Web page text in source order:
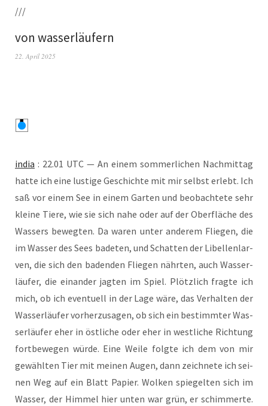
///
von wasserläufern
22. April 2025
india : 22.01 UTC — An einem som­mer­li­chen Nach­mit­tag
hat­te ich eine lus­ti­ge Geschich­te mit mir selbst erlebt. Ich
saß vor einem See in einem Gar­ten und beob­ach­te­te sehr
klei­ne Tie­re, wie sie sich nahe oder auf der Ober­flä­che des
Was­sers beweg­ten. Da waren unter ande­rem Flie­gen, die
im Was­ser des Sees bade­ten, und Schat­ten der Libel­len­lar­
ven, die sich den baden­den Flie­gen nähr­ten, auch Was­ser­
läu­fer, die ein­an­der jag­ten im Spiel. Plötz­lich frag­te ich
mich, ob ich even­tu­ell in der Lage wäre, das Ver­hal­ten der
Was­ser­läu­fer vor­her­zu­sa­gen, ob sich ein bestimm­ter Was­
ser­läu­fer eher in öst­li­che oder eher in west­li­che Rich­tung
fort­be­we­gen wür­de. Eine Wei­le folg­te ich dem von mir
gewähl­ten Tier mit mei­nen Augen, dann zeich­ne­te ich sei­
nen Weg auf ein Blatt Papier. Wol­ken spie­gel­ten sich im
Was­ser, der Him­mel hier unten war grün, er schim­mer­te.